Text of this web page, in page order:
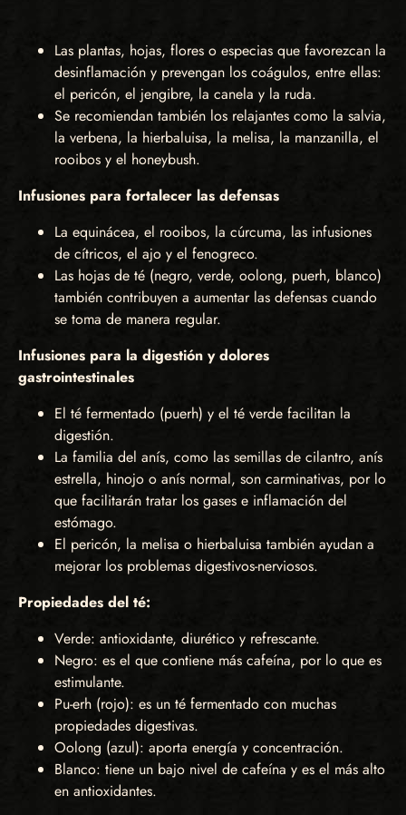
Las plantas, hojas, flores o especias que favorezcan la
desinflamación y prevengan los coágulos, entre ellas:
el pericón, el jengibre, la canela y la ruda.
Se recomiendan también los relajantes como la salvia,
la verbena, la hierbaluisa, la melisa, la manzanilla, el
rooibos y el honeybush.
Infusiones para fortalecer las defensas
La equinácea, el rooibos, la cúrcuma, las infusiones
de cítricos, el ajo y el fenogreco.
Las hojas de té (negro, verde, oolong, puerh, blanco)
también contribuyen a aumentar las defensas cuando
se toma de manera regular.
Infusiones para la digestión y dolores
gastrointestinales
El té fermentado (puerh) y el té verde facilitan la
digestión.
La familia del anís, como las semillas de cilantro, anís
estrella, hinojo o anís normal, son carminativas, por lo
que facilitarán tratar los gases e inflamación del
estómago.
El pericón, la melisa o hierbaluisa también ayudan a
mejorar los problemas digestivos-nerviosos.
Propiedades del té:
Verde: antioxidante, diurético y refrescante.
Negro: es el que contiene más cafeína, por lo que es
estimulante.
Pu-erh (rojo): es un té fermentado con muchas
propiedades digestivas.
Oolong (azul): aporta energía y concentración.
Blanco: tiene un bajo nivel de cafeína y es el más alto
en antioxidantes.